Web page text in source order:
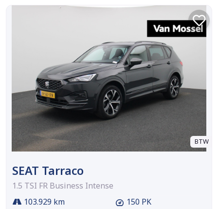
BTW
SEAT Tarraco
1.5 TSI FR Business Intense
103.929 km
150 PK